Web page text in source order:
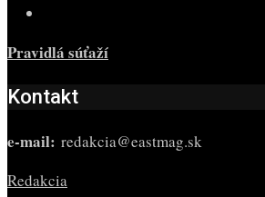
Pravidlá súťaží
Kontakt
e-mail: redakcia@eastmag.sk
Redakcia